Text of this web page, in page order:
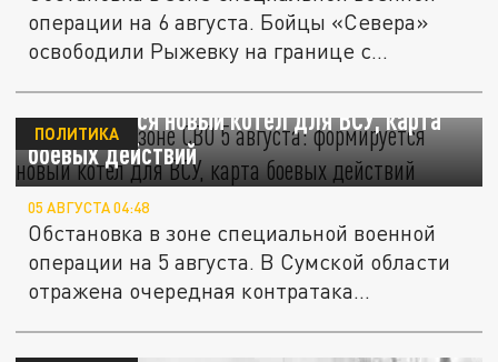
операции на 6 августа. Бойцы «Севера»
освободили Рыжевку на границе с...
Ситуация в зоне СВО 5 августа:
формируется новый котел для ВСУ, карта
боевых действий
ПОЛИТИКА
05 АВГУСТА 04:48
Обстановка в зоне специальной военной
операции на 5 августа. В Сумской области
отражена очередная контратака...